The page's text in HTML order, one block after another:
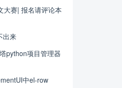
大赛| 报名请评论本
出来
python项目管理器
中el-row